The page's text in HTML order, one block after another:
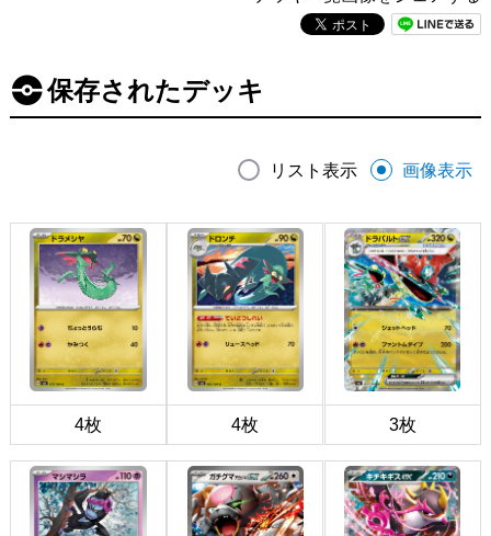
保存されたデッキ
リスト表示 画像表示
4枚 4枚 3枚